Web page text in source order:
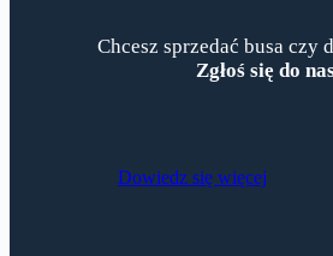
Chcesz sprzedać busa czy
Zgłoś się do
Dowiedz się więcej